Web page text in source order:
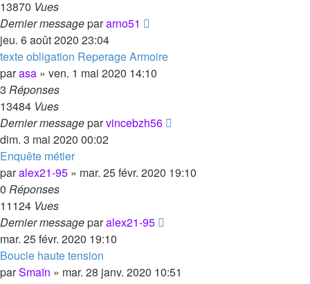
13870 Vues
Dernier messagepararno51
jeu. 6 août 2020 23:04
texte obligation Reperage Armoire
parasa » ven. 1 mai 2020 14:10
3 Réponses
13484 Vues
Dernier messageparvincebzh56
dim. 3 mai 2020 00:02
Enquête métier
paralex21-95 » mar. 25 févr. 2020 19:10
0 Réponses
11124 Vues
Dernier messageparalex21-95
mar. 25 févr. 2020 19:10
Boucle haute tension
parSmaïn » mar. 28 janv. 2020 10:51